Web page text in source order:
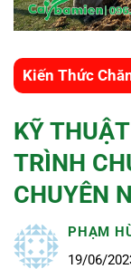
Kiến Thức
KỸ
TRÌNH
CHUYÊN
PHẠM
19/06/